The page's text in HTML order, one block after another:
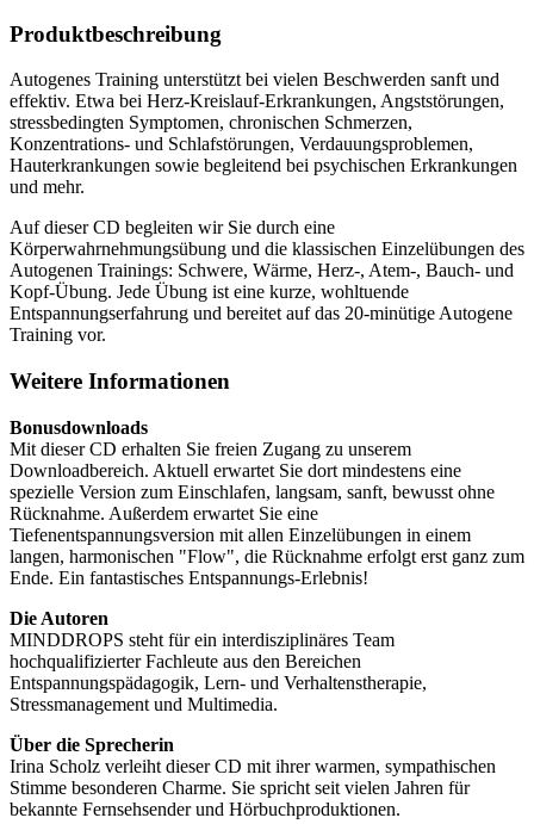
Produktbeschreibung
Autogenes Training unterstützt bei vielen Beschwerden sanft und
effektiv. Etwa bei Herz-Kreislauf-Erkrankungen, Angststörungen,
stressbedingten Symptomen, chronischen Schmerzen,
Konzentrations- und Schlafstörungen, Verdauungsproblemen,
Hauterkrankungen sowie begleitend bei psychischen Erkrankungen
und mehr.
Auf dieser CD begleiten wir Sie durch eine
Körperwahrnehmungsübung und die klassischen Einzelübungen des
Autogenen Trainings: Schwere, Wärme, Herz-, Atem-, Bauch- und
Kopf-Übung. Jede Übung ist eine kurze, wohltuende
Entspannungserfahrung und bereitet auf das 20-minütige Autogene
Training vor.
Weitere Informationen
Bonusdownloads
Mit dieser CD erhalten Sie freien Zugang zu unserem
Downloadbereich. Aktuell erwartet Sie dort mindestens eine
spezielle Version zum Einschlafen, langsam, sanft, bewusst ohne
Rücknahme. Außerdem erwartet Sie eine
Tiefenentspannungsversion mit allen Einzelübungen in einem
langen, harmonischen "Flow", die Rücknahme erfolgt erst ganz zum
Ende. Ein fantastisches Entspannungs-Erlebnis!
Die Autoren
MINDDROPS steht für ein interdisziplinäres Team
hochqualifizierter Fachleute aus den Bereichen
Entspannungspädagogik, Lern- und Verhaltenstherapie,
Stressmanagement und Multimedia.
Über die Sprecherin
Irina Scholz verleiht dieser CD mit ihrer warmen, sympathischen
Stimme besonderen Charme. Sie spricht seit vielen Jahren für
bekannte Fernsehsender und Hörbuchproduktionen.